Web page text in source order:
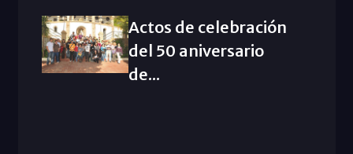
Actos de celebración
del 50 aniversario
de...